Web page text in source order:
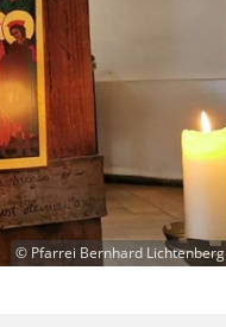
© Pfarrei Bernhard Lichtenberg